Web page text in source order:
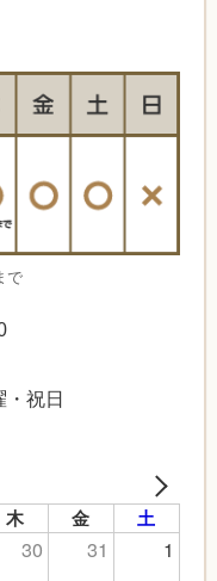
で
・祝日
木 金 土
30 31 1